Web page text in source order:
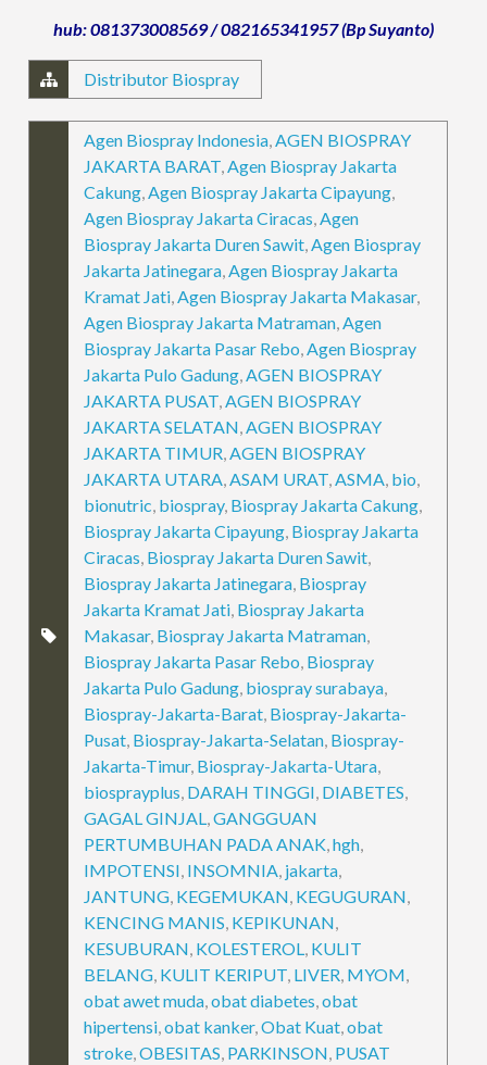
hub: 081373008569 / 082165341957 (Bp Suyanto)
Distributor Biospray
Agen Biospray Indonesia,AGEN BIOSPRAY
JAKARTA BARAT,Agen Biospray Jakarta
Cakung,Agen Biospray Jakarta Cipayung,
Agen Biospray Jakarta Ciracas,Agen
Biospray Jakarta Duren Sawit,Agen Biospray
Jakarta Jatinegara,Agen Biospray Jakarta
Kramat Jati,Agen Biospray Jakarta Makasar,
Agen Biospray Jakarta Matraman,Agen
Biospray Jakarta Pasar Rebo,Agen Biospray
Jakarta Pulo Gadung,AGEN BIOSPRAY
JAKARTA PUSAT,AGEN BIOSPRAY
JAKARTA SELATAN,AGEN BIOSPRAY
JAKARTA TIMUR,AGEN BIOSPRAY
JAKARTA UTARA,ASAM URAT,ASMA, bio,
bionutric, biospray, Biospray Jakarta Cakung,
Biospray Jakarta Cipayung, Biospray Jakarta
Ciracas, Biospray Jakarta Duren Sawit,
Biospray Jakarta Jatinegara, Biospray
Jakarta Kramat Jati, Biospray Jakarta
Makasar, Biospray Jakarta Matraman,
Biospray Jakarta Pasar Rebo, Biospray
Jakarta Pulo Gadung, biospray surabaya,
Biospray-Jakarta-Barat, Biospray-Jakarta-
Pusat, Biospray-Jakarta-Selatan, Biospray-
Jakarta-Timur, Biospray-Jakarta-Utara,
biosprayplus, DARAH TINGGI, DIABETES,
GAGAL GINJAL,GANGGUAN
PERTUMBUHAN PADA ANAK,hgh,
IMPOTENSI, INSOMNIA, jakarta,
JANTUNG, KEGEMUKAN, KEGUGURAN,
KENCING MANIS, KEPIKUNAN,
KESUBURAN, KOLESTEROL, KULIT
BELANG, KULIT KERIPUT, LIVER, MYOM,
obat awet muda,obat diabetes,obat
hipertensi,obat kanker,Obat Kuat,obat
stroke,OBESITAS, PARKINSON, PUSAT